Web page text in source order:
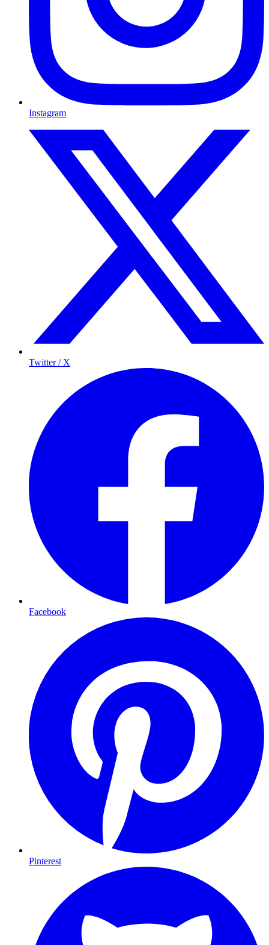
Instagram
Twitter / X
Facebook
Pinterest